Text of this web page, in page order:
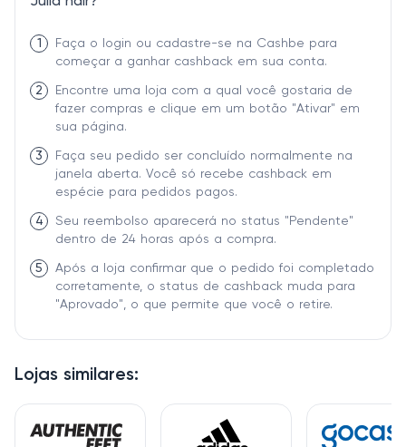
Lojas similares:
1
Faça o login ou cadastre-se na Cashbe para
começar a ganhar cashback em sua conta.
2
Encontre uma loja com a qual você gostaria de
fazer compras e clique em um botão "Ativar" em
sua página.
3
Faça seu pedido ser concluído normalmente na
janela aberta. Você só recebe cashback em
espécie para pedidos pagos.
4
Seu reembolso aparecerá no status "Pendente"
dentro de 24 horas após a compra.
5
Após a loja confirmar que o pedido foi completado
corretamente, o status de cashback muda para
"Aprovado", o que permite que você o retire.